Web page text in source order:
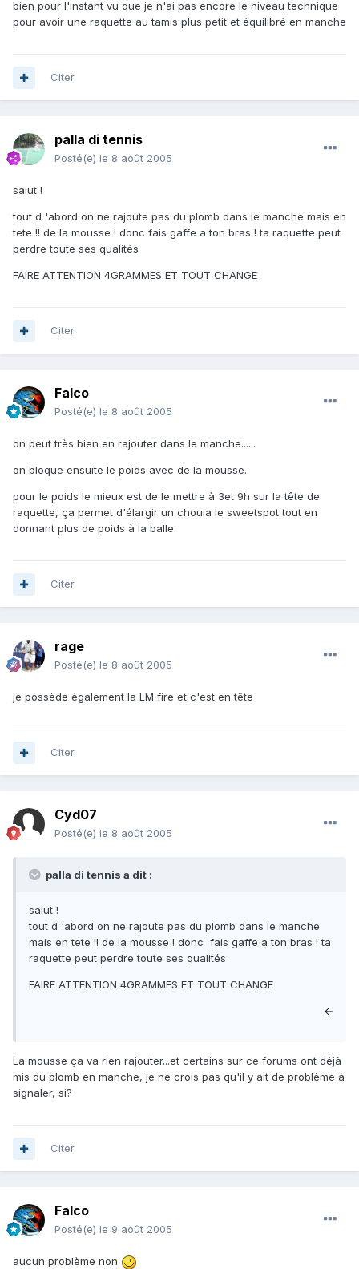
bien pour l'instant vu que je n'ai pas encore le niveau technique
pour avoir une raquette au tamis plus petit et équilibré en manche
Citer
palla di tennis
Posté(e) le 8 août 2005
salut !
tout d 'abord on ne rajoute pas du plomb dans le manche mais en
tete !! de la mousse ! donc fais gaffe a ton bras ! ta raquette peut
perdre toute ses qualités
FAIRE ATTENTION 4GRAMMES ET TOUT CHANGE
Citer
Falco
Posté(e) le 8 août 2005
on peut très bien en rajouter dans le manche......
on bloque ensuite le poids avec de la mousse.
pour le poids le mieux est de le mettre à 3et 9h sur la tête de
raquette, ça permet d'élargir un chouia le sweetspot tout en
donnant plus de poids à la balle.
Citer
rage
Posté(e) le 8 août 2005
je possède également la LM fire et c'est en tête
Citer
Cyd07
Posté(e) le 8 août 2005
palla di tennis a dit :
salut !
tout d 'abord on ne rajoute pas du plomb dans le manche
mais en tete !! de la mousse ! donc fais gaffe a ton bras ! ta
raquette peut perdre toute ses qualités
FAIRE ATTENTION 4GRAMMES ET TOUT CHANGE
←
La mousse ça va rien rajouter...et certains sur ce forums ont déjà
mis du plomb en manche, je ne crois pas qu'il y ait de problème à
signaler, si?
Citer
Falco
Posté(e) le 9 août 2005
aucun problème non